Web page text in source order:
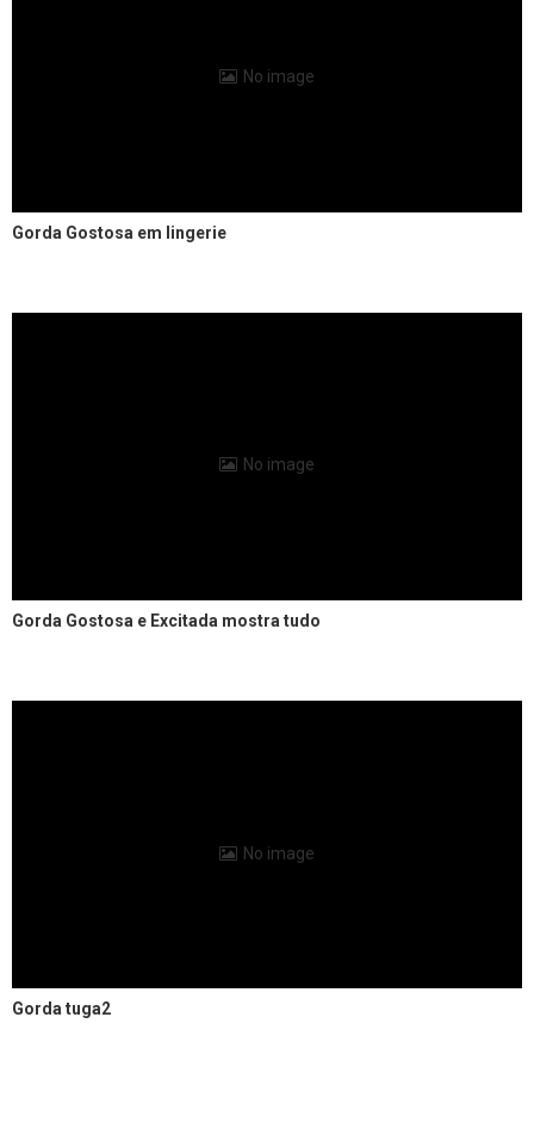
No image
Gorda Gostosa em lingerie
No image
Gorda Gostosa e Excitada mostra tudo
No image
Gorda tuga2